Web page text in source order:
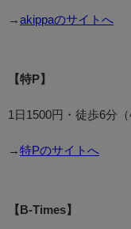
→ akippaのサイトへ
【特P】
1日1500円・徒歩6分（
→ 特Pのサイトへ
【B-Times】